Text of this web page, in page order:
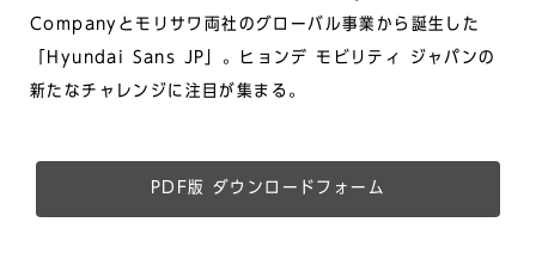
Companyとモリサワ両社のグローバル事業から誕生した
「Hyundai Sans JP」。ヒョンデ モビリティ ジャパンの
新たなチャレンジに注目が集まる。
PDF版 ダウンロードフォーム